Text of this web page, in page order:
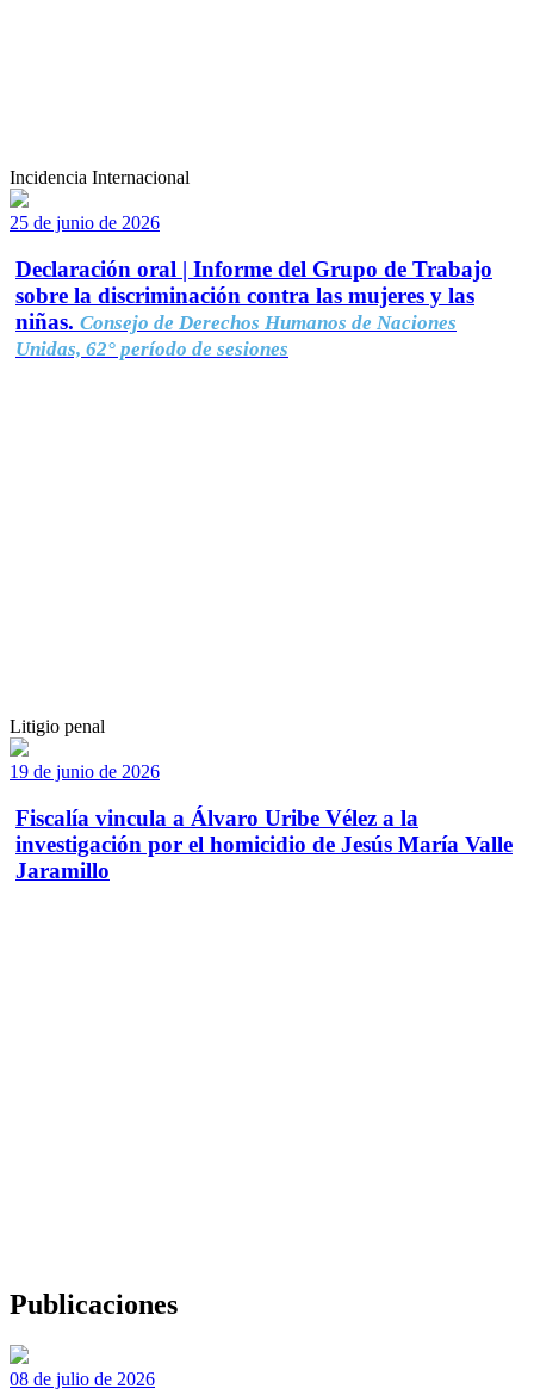
Incidencia Internacional
25 de junio de 2026
Declaración oral | Informe del Grupo de Trabajo
sobre la discriminación contra las mujeres y las
niñas. Consejo de Derechos Humanos de Naciones
Unidas, 62° período de sesiones
Litigio penal
19 de junio de 2026
Fiscalía vincula a Álvaro Uribe Vélez a la
investigación por el homicidio de Jesús María Valle
Jaramillo
Publicaciones
08 de julio de 2026